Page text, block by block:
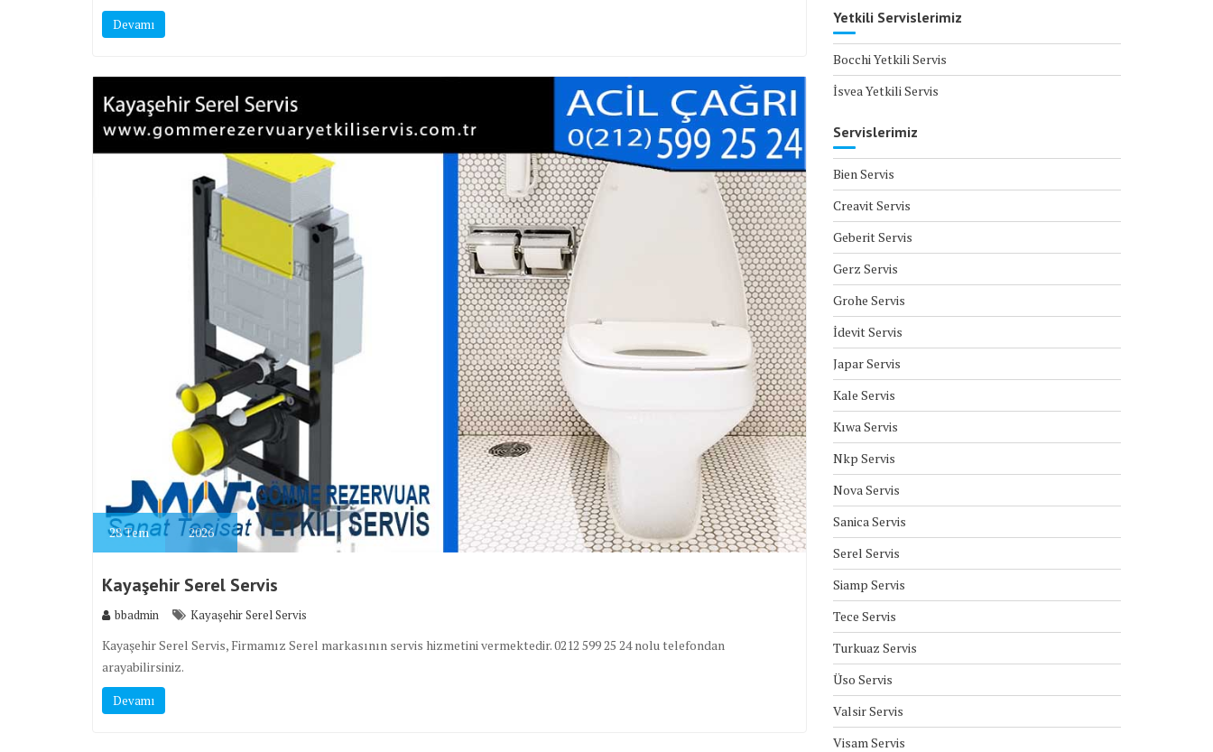
Devamı
28Tem 2026
Kayaşehir Serel Servis
bbadmin Kayaşehir Serel Servis
Kayaşehir Serel Servis, Firmamız Serel markasının servis hizmetini vermektedir. 0212 599 25 24 nolu telefondan
arayabilirsiniz.
Devamı
Yetkili Servislerimiz
Bocchi Yetkili Servis
İsvea Yetkili Servis
Servislerimiz
Bien Servis
Creavit Servis
Geberit Servis
Gerz Servis
Grohe Servis
İdevit Servis
Japar Servis
Kale Servis
Kıwa Servis
Nkp Servis
Nova Servis
Sanica Servis
Serel Servis
Siamp Servis
Tece Servis
Turkuaz Servis
Üso Servis
Valsir Servis
Visam Servis